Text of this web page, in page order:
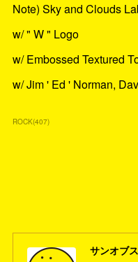
Note) Sky and Clouds
w/ " W " Logo
w/ Embossed Textured
w/ Jim ' Ed ' Norman,
ROCK(407)